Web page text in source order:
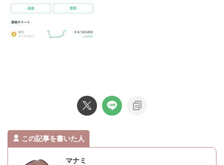
この記事を書いた人
マナミ